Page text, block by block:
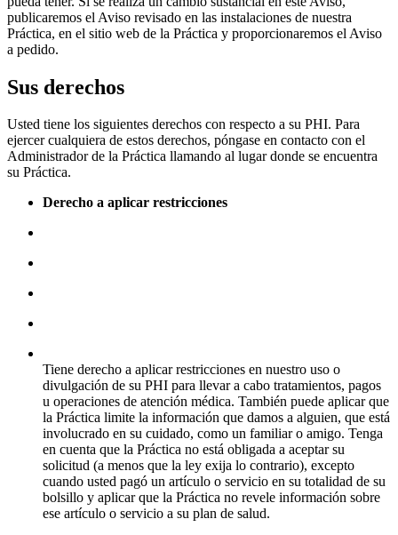
publicaremos el Aviso revisado en las instalaciones de nuestra
Práctica, en el sitio web de la Práctica y proporcionaremos el Aviso
a pedido.
Sus derechos
Usted tiene los siguientes derechos con respecto a su PHI. Para
ejercer cualquiera de estos derechos, póngase en contacto con el
Administrador de la Práctica llamando al lugar donde se encuentra
su Práctica.
Derecho a aplicar restricciones
Tiene derecho a aplicar restricciones en nuestro uso o
divulgación de su PHI para llevar a cabo tratamientos, pagos
u operaciones de atención médica. También puede aplicar que
la Práctica limite la información que damos a alguien, que está
involucrado en su cuidado, como un familiar o amigo. Tenga
en cuenta que la Práctica no está obligada a aceptar su
solicitud (a menos que la ley exija lo contrario), excepto
cuando usted pagó un artículo o servicio en su totalidad de su
bolsillo y aplicar que la Práctica no revele información sobre
ese artículo o servicio a su plan de salud.